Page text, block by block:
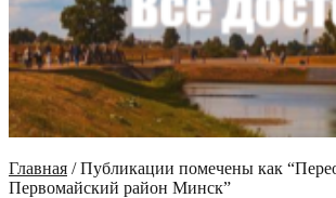
Главная /Публикации помечены как
Первомайский район Минск”